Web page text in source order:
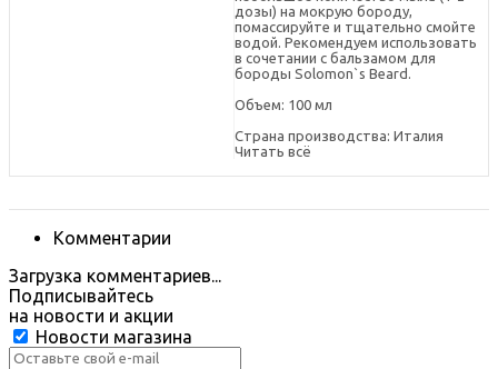
дозы) на мокрую бороду,
помассируйте и тщательно смойте
водой. Рекомендуем использовать
в сочетании с бальзамом для
бороды Solomon`s Beard.
Объем: 100 мл
Страна производства: Италия
Читать всё
Комментарии
Загрузка комментариев...
Подписывайтесь
на новости и акции
Новости магазина